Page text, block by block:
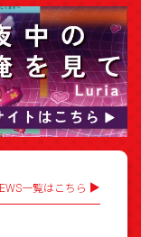
一覧はこちら